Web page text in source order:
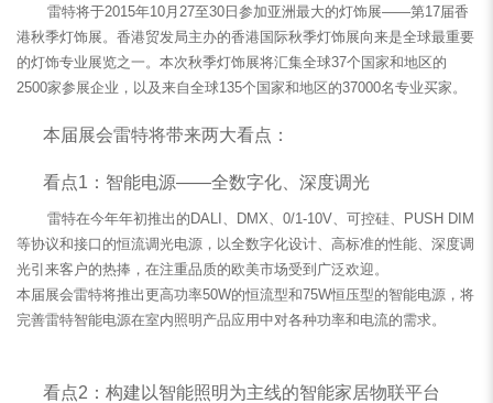
雷特将于2015年10月27至30日参加亚洲最大的灯饰展——第17届香
港秋季灯饰展。香港贸发局主办的香港国际秋季灯饰展向来是全球最重要
的灯饰专业展览之一。本次秋季灯饰展将汇集全球37个国家和地区的
2500家参展企业，以及来自全球135个国家和地区的37000名专业买家。
本届展会雷特将带来两大看点：
看点1：智能电源——全数字化、深度调光
雷特在今年年初推出的DALI、DMX、0/1-10V、可控硅、PUSH DIM
等协议和接口的恒流调光电源，以全数字化设计、高标准的性能、深度调
光引来客户的热捧，在注重品质的欧美市场受到广泛欢迎。
本届展会雷特将推出更高功率50W的恒流型和75W恒压型的智能电源，将
完善雷特智能电源在室内照明产品应用中对各种功率和电流的需求。
看点2：构建以智能照明为主线的智能家居物联平台